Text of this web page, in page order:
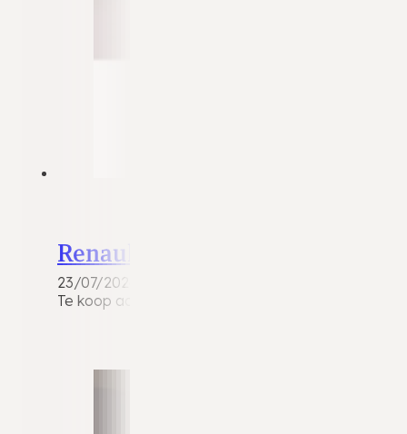
Renault Twingo
23/07/2026
Te koop aangeboden deze nette en betrouwbare